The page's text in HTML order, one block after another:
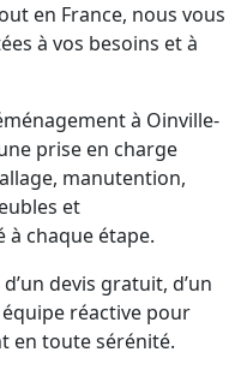
en France, nous vous
à vos besoins et à
à Oinville-
prise en charge
manutention,
et
chaque étape.
devis gratuit, d’un
réactive pour
en toute sérénité.